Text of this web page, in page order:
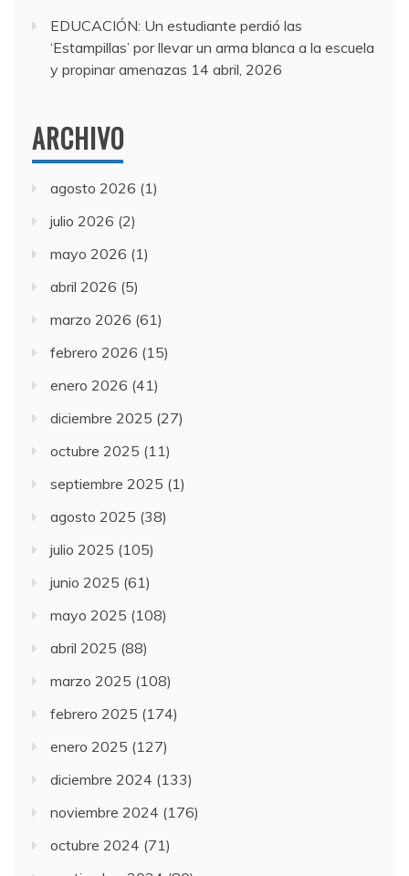
EDUCACIÓN: Un estudiante perdió las
‘Estampillas’ por llevar un arma blanca a la escuela
y propinar amenazas 14 abril, 2026
ARCHIVO
agosto 2026 (1)
julio 2026 (2)
mayo 2026 (1)
abril 2026 (5)
marzo 2026 (61)
febrero 2026 (15)
enero 2026 (41)
diciembre 2025 (27)
octubre 2025 (11)
septiembre 2025 (1)
agosto 2025 (38)
julio 2025 (105)
junio 2025 (61)
mayo 2025 (108)
abril 2025 (88)
marzo 2025 (108)
febrero 2025 (174)
enero 2025 (127)
diciembre 2024 (133)
noviembre 2024 (176)
octubre 2024 (71)